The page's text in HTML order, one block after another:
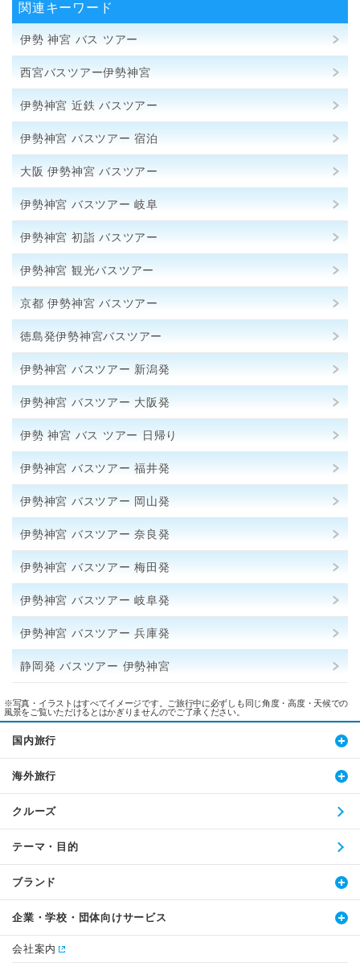
関連キーワード
伊勢 神宮 バス ツアー
西宮バスツアー伊勢神宮
伊勢神宮 近鉄 バスツアー
伊勢神宮 バスツアー 宿泊
大阪 伊勢神宮 バスツアー
伊勢神宮 バスツアー 岐阜
伊勢神宮 初詣 バスツアー
伊勢神宮 観光バスツアー
京都 伊勢神宮 バスツアー
徳島発伊勢神宮バスツアー
伊勢神宮 バスツアー 新潟発
伊勢神宮 バスツアー 大阪発
伊勢 神宮 バス ツアー 日帰り
伊勢神宮 バスツアー 福井発
伊勢神宮 バスツアー 岡山発
伊勢神宮 バスツアー 奈良発
伊勢神宮 バスツアー 梅田発
伊勢神宮 バスツアー 岐阜発
伊勢神宮 バスツアー 兵庫発
静岡発 バスツアー 伊勢神宮
※写真・イラストはすべてイメージです。ご旅行中に必ずしも同じ角度・高度・天候での
風景をご覧いただけるとはかぎりませんのでご了承ください。
国内旅行
海外旅行
クルーズ
テーマ・目的
ブランド
企業・学校・団体向けサービス
会社案内